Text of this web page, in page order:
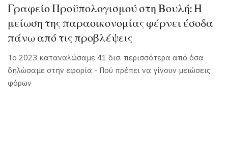
Γραφείο Προϋπολογισμού στη Βουλή: Η
μείωση της παραοικονομίας φέρνει έσοδα
πάνω από τις προβλέψεις
Το 2023 καταναλώσαμε 41 δισ. περισσότερα από όσα
δηλώσαμε στην εφορία - Πού πρέπει να γίνουν μειώσεις
φόρων